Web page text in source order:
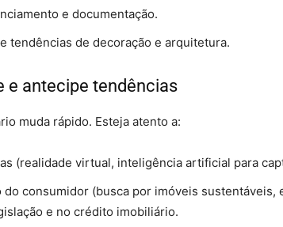
e documentação.
tendências de decoração e arquitetura.
e antecipe tendências
muda rápido. Esteja atento a:
(realidade virtual, inteligência artificial para
consumidor (busca por imóveis sustentáveis,
e no crédito imobiliário.